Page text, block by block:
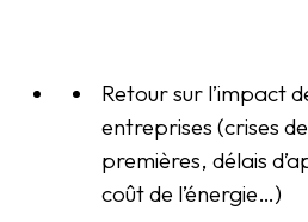
Retour sur l’impact
entreprises (crises
premières, délais
coût de l’énergie…)